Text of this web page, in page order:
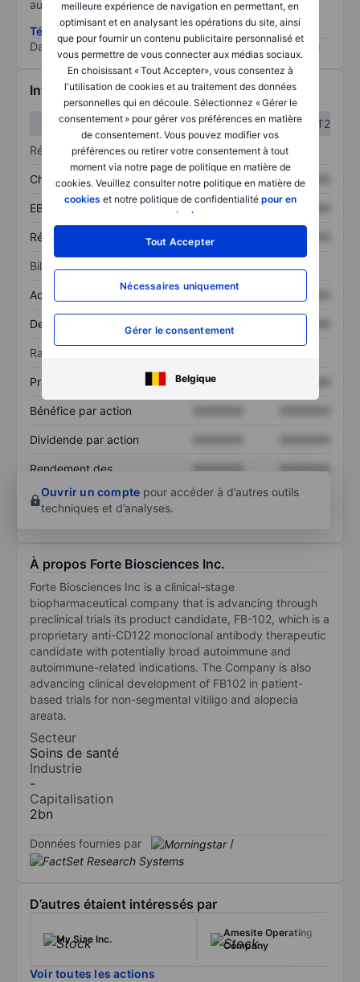
meilleure expérience de navigation en permettant, en
optimisant et en analysant les opérations du site, ainsi
que pour fournir un contenu publicitaire personnalisé et
vous permettre de vous connecter aux médias sociaux.
En choisissant « Tout Accepter», vous consentez à
l'utilisation de cookies et au traitement des données
personnelles qui en découle. Sélectionnez « Gérer le
consentement » pour gérer vos préférences en matière
de consentement. Vous pouvez modifier vos
préférences ou retirer votre consentement à tout
moment via notre page de politique en matière de
cookies. Veuillez consulter notre politique en matière de
cookies et notre politique de confidentialité pour en
savoir plus
Tout Accepter
Nécessaires uniquement
Gérer le consentement
Belgique
au risque le plus élevé).
Télécharger la méthodologie ESG (en anglais)
Data provided by
/
Informations financières
T1
T2
Résultats
Chiffre d’affaires XXXXXXX XXXXXXX
EBITDA XXXXXXX
Résultat net XXXXXXX
Bilan
Actif total XXXXXXX
Dette totale
Ratios
Prix / ventes XXXXXXX
Bénéfice par action
Dividende par action
Rendement des
XXXXXXX
XXXXXXX
Ouvrir un compte pour accéder à d’autres outils
techniques et d’analyses.
À propos Forte Biosciences Inc.
Forte Biosciences Inc is a clinical-stage
biopharmaceutical company that is advancing through
preclinical trials its product candidate, FB-102, which is a
proprietary anti-CD122 monoclonal antibody therapeutic
candidate with potentially broad autoimmune and
autoimmune-related indications. The Company is also
advancing clinical development of FB102 in patient-
based trials for non-segmental vitiligo and alopecia
areata.
Secteur
Soins de santé
Industrie
-
Capitalisation
2bn
Données fournies par /
D’autres étaient intéressés par
My Size Inc.
Amesite Operating
Company
Voir toutes les actions